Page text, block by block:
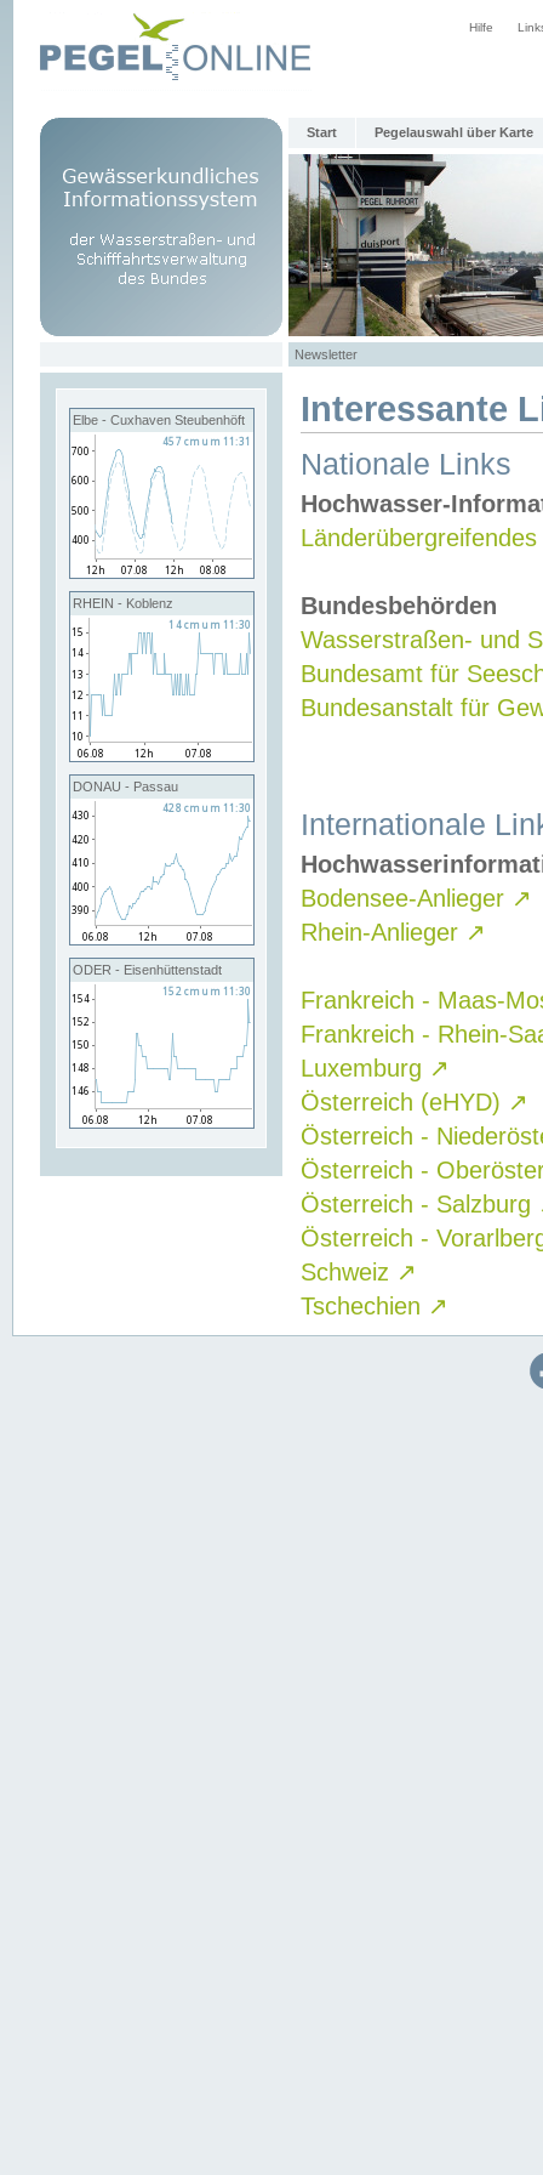
Hilfe
Start Pegelauswahl über Karte
Newsletter
Elbe - Cuxhaven Steubenhöft
RHEIN - Koblenz
DONAU - Passau
ODER - Eisenhüttenstadt
Interessante
Nationale Links
Hochwasser-
Bundesbehörden
Wasserstraßen- und
Bundesamt für
Bundesanstalt für
Internationale
Bodensee-Anlieger ↗
Rhein-Anlieger ↗
Frankreich - Maas-
Frankreich - Rhein-
Luxemburg ↗
Österreich (eHYD) ↗
Österreich -
Österreich -
Österreich - Salzburg
Österreich -
Schweiz ↗
Tschechien ↗